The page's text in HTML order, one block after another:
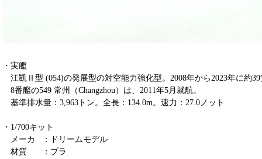
・実艦
江凱Ⅱ型 (054)の発展型の対空能力強化型。2008年から2023年に約
8番艦の549 常州（Changzhou）は、2011年5月就航。
基準排水量：3,963トン。全長：134.0m。速力：27.0ノット
・1/700キット
メーカ ：ドリームモデル
材質 ：プラ